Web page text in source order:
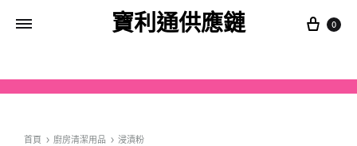
寶利通供應鏈 0
首頁 廚房清潔用品 浸漬粉